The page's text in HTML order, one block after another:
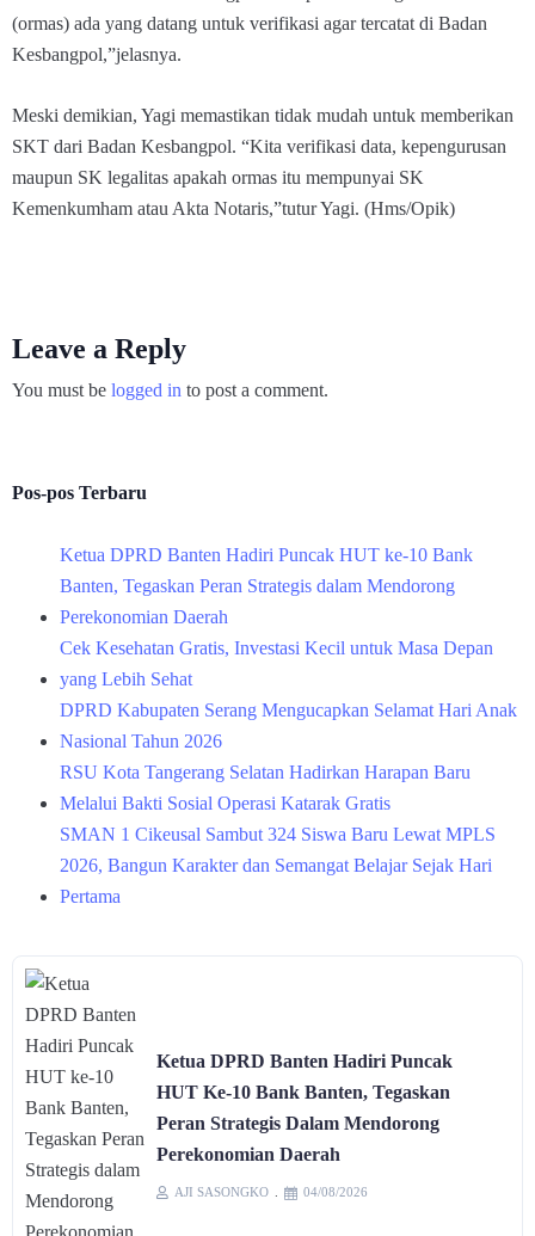
(ormas) ada yang datang untuk verifikasi agar tercatat di Badan
Kesbangpol,”jelasnya.
Meski demikian, Yagi memastikan tidak mudah untuk memberikan
SKT dari Badan Kesbangpol. “Kita verifikasi data, kepengurusan
maupun SK legalitas apakah ormas itu mempunyai SK
Kemenkumham atau Akta Notaris,”tutur Yagi. (Hms/Opik)
Leave a Reply
You must be logged in to post a comment.
Pos-pos Terbaru
Ketua DPRD Banten Hadiri Puncak HUT ke-10 Bank
Banten, Tegaskan Peran Strategis dalam Mendorong
Perekonomian Daerah
Cek Kesehatan Gratis, Investasi Kecil untuk Masa Depan
yang Lebih Sehat
DPRD Kabupaten Serang Mengucapkan Selamat Hari Anak
Nasional Tahun 2026
RSU Kota Tangerang Selatan Hadirkan Harapan Baru
Melalui Bakti Sosial Operasi Katarak Gratis
SMAN 1 Cikeusal Sambut 324 Siswa Baru Lewat MPLS
2026, Bangun Karakter dan Semangat Belajar Sejak Hari
Pertama
Ketua DPRD Banten Hadiri Puncak
HUT Ke-10 Bank Banten, Tegaskan
Peran Strategis Dalam Mendorong
Perekonomian Daerah
AJI SASONGKO 04/08/2026